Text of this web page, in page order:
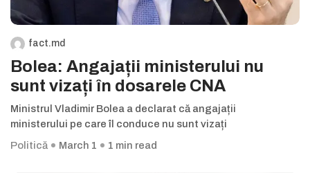
fact.md
Bolea: Angajații ministerului nu
sunt vizați în dosarele CNA
Ministrul Vladimir Bolea a declarat că angajații
ministerului pe care îl conduce nu sunt vizați
Politică
March 1 1 min read